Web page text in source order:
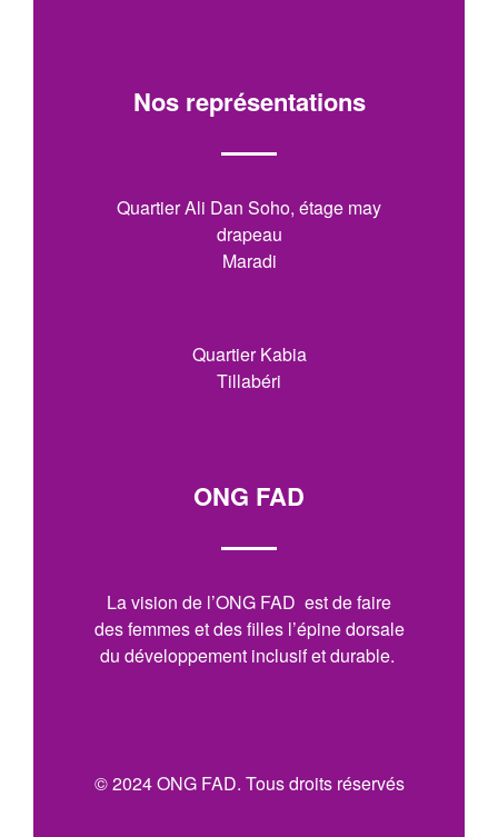
Nos représentations
Quartier Ali Dan Soho, étage may
drapeau
Maradi
Quartier Kabia
Tillabéri
ONG FAD
La vision de l’ONG FAD est de faire
des femmes et des filles l’épine dorsale
du développement inclusif et durable.
© 2024 ONG FAD. Tous droits réservés